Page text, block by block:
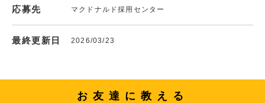
応募先 マクドナルド採用センター
最終更新日 2026/03/23
お友達に教える